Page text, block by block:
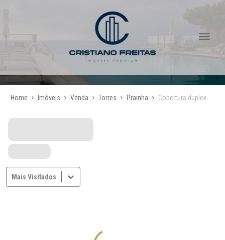
Home Imóveis Venda Torres Prainha Cobertura duplex
Mais Visitados